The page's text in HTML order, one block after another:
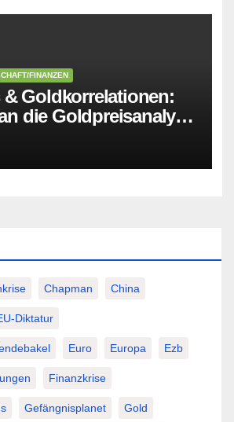
FINANZEN
Goldkorrelationen:
die Goldpreisanalyse
überlässt!
Chapman China
Diktatur
Euro Europa Ezb
Finanzkrise
Gefängnisplanet Gold